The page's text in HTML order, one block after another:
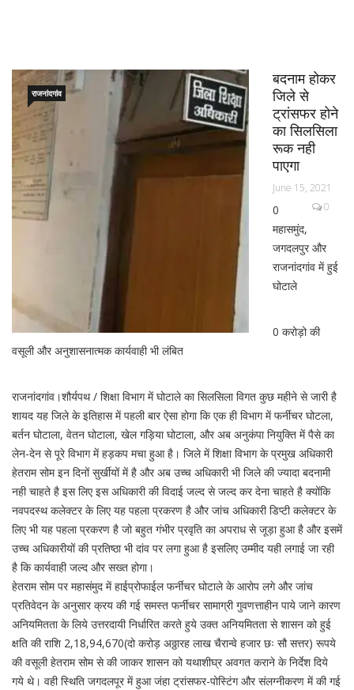
राजनांदगांव
बदनाम होकर
जिले से
ट्रांसफर होने
का सिलसिला
रूक नही
पाएगा
June 15, 2021
0
0
महासमुंद,
जगदलपुर और
राजनांदगांव में हुई
घोटाले
0 करोड़ो की
वसूली और अनुशासनात्मक कार्यवाही भी लंबित
राजनांदगांव।शौर्यपथ / शिक्षा विभाग में घोटाले का सिलसिला विगत कुछ महीने से जारी है
शायद यह जिले के इतिहास में पहली बार ऐसा होगा कि एक ही विभाग में फर्नीचर घोटला,
बर्तन घोटाला, वेतन घोटाला, खेल गड़िया घोटाला, और अब अनुकंपा नियुक्ति में पैसे का
लेन-देन से पूरे विभाग में हड़कप मचा हुआ है। जिले में शिक्षा विभाग के प्रमुख अधिकारी
हेतराम सोम इन दिनों सुर्खीयों में है और अब उच्च अधिकारी भी जिले की ज्यादा बदनामी
नही चाहते है इस लिए इस अधिकारी की विदाई जल्द से जल्द कर देना चाहते है क्योंकि
नवपदस्थ कलेक्टर के लिए यह पहला प्रकरण है और जांच अधिकारी डिप्टी कलेक्टर के
लिए भी यह पहला प्रकरण है जो बहुत गंभीर प्रवृति का अपराध से जूड़ा हुआ है और इसमें
उच्च अधिकारीयों की प्रतिष्ठा भी दांव पर लगा हुआ है इसलिए उम्मीद यही लगाई जा रही
है कि कार्यवाही जल्द और सख्त होगा।
हेतराम सोम पर महासंमुद में हाईप्रोफाईल फर्नीचर घोटाले के आरोप लगे और जांच
प्रतिवेदन के अनुसार क्रय की गई समस्त फर्नीचर सामाग्री गुवणत्ताहीन पाये जाने कारण
अनियमितता के लिये उत्तरदायी निर्धारित करते हुये उक्त अनियमितता से शासन को हुई
क्षति की राशि 2,18,94,670(दो करोड़ अठ्ठारह लाख चैरान्वे हजार छः सौ सत्तर) रूपये
की वसूली हेतराम सोम से की जाकर शासन को यथाशीघ्र अवगत कराने के निर्देश दिये
गये थे। वही स्थिति जगदलपूर में हुआ जंहा ट्रांसफर-पोस्टिंग और संलग्नीकरण में की गई